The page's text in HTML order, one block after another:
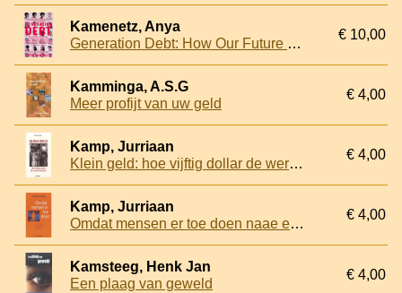
Kamenetz, Anya
Generation Debt: How Our Future Was Sold Out for Student Loans, Bad Jobs, No Benefits, and Tax Cuts for Rich Geezers--And How to Fight Back
€ 10,00
Kamminga, A.S.G
Meer profijt van uw geld
€ 4,00
Kamp, Jurriaan
Klein geld: hoe vijftig dollar de wereld verandert
€ 4,00
Kamp, Jurriaan
Omdat mensen er toe doen naae een economie voor iedereen
€ 4,00
Kamsteeg, Henk Jan
Een plaag van geweld
€ 4,00